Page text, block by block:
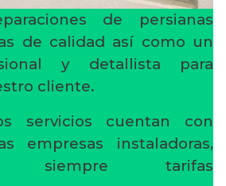
de persianas
de calidad así como un
y detallista para
cliente.
servicios cuentan con
empresas instaladoras,
siempre tarifas